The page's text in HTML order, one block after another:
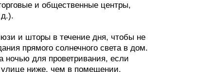
и общественные центры,
и шторы в течение дня, чтобы не
прямого солнечного света в дом.
ночью для проветривания, если
улице ниже, чем в помещении.